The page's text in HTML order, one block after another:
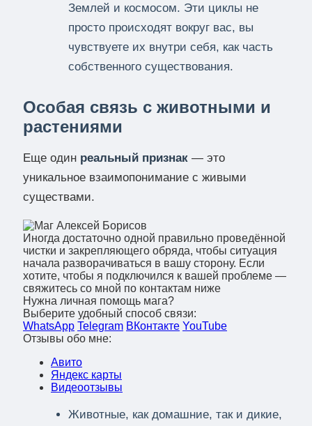
Землей и космосом. Эти циклы не
просто происходят вокруг вас, вы
чувствуете их внутри себя, как часть
собственного существования.
Особая связь с животными и
растениями
Еще один реальный признак — это
уникальное взаимопонимание с живыми
существами.
Иногда достаточно одной правильно проведённой
чистки и закрепляющего обряда, чтобы ситуация
начала разворачиваться в вашу сторону. Если
хотите, чтобы я подключился к вашей проблеме —
свяжитесь со мной по контактам ниже
Нужна личная помощь мага?
Выберите удобный способ связи:
WhatsApp Telegram ВКонтакте YouTube
Отзывы обо мне:
Авито
Яндекс карты
Видеоотзывы
Животные, как домашние, так и дикие,